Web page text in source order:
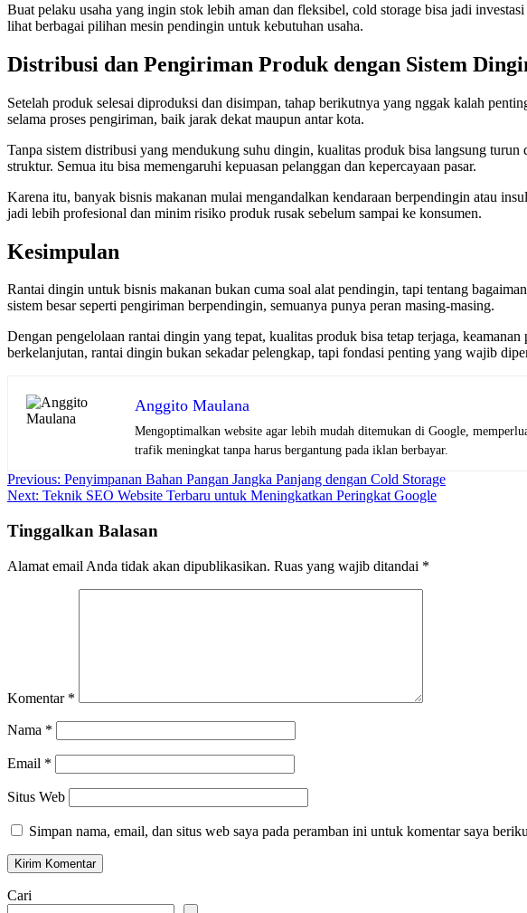
Buat pelaku usaha yang ingin stok lebih aman dan fleksibel, cold storage bisa jadi
lihat berbagai pilihan mesin pendingin untuk kebutuhan usaha.
Distribusi dan Pengiriman Produk dengan Sistem
Setelah produk selesai diproduksi dan disimpan, tahap berikutnya yang nggak kalah
selama proses pengiriman, baik jarak dekat maupun antar kota.
Tanpa sistem distribusi yang mendukung suhu dingin, kualitas produk bisa langsung
struktur. Semua itu bisa memengaruhi kepuasan pelanggan dan kepercayaan pasar.
Karena itu, banyak bisnis makanan mulai mengandalkan kendaraan berpendingin atau
jadi lebih profesional dan minim risiko produk rusak sebelum sampai ke konsumen.
Kesimpulan
Rantai dingin untuk bisnis makanan bukan cuma soal alat pendingin, tapi tentang
sistem besar seperti pengiriman berpendingin, semuanya punya peran masing-masing.
Dengan pengelolaan rantai dingin yang tepat, kualitas produk bisa tetap terjaga,
berkelanjutan, rantai dingin bukan sekadar pelengkap, tapi fondasi penting yang wajib
Anggito Maulana
Mengoptimalkan website agar lebih mudah ditemukan di Google,
trafik meningkat tanpa harus bergantung pada iklan berbayar.
Navigasi
pos
Previous: Penyimpanan Bahan Pangan Jangka Panjang dengan Cold Storage
Next: Teknik SEO Website Terbaru untuk Meningkatkan Peringkat Google
Tinggalkan Balasan
Alamat email Anda tidak akan dipublikasikan. Ruas yang wajib ditandai *
Komentar *
Nama *
Email *
Situs Web
Simpan nama, email, dan situs web saya pada peramban ini untuk komentar saya
Cari